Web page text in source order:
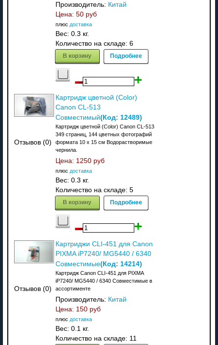
Производитель: Китай
Цена: 50 руб
плюс доставка
Вес: 0.3 кг.
Количество на складе: 6
В корзину Подробнее
Отзывов (0)
Картридж цветной (Color)
Canon CL-513
Совместимый(Код: 12489)
Картридж цветной (Color) Canon CL-513
349 страниц, 144 цветных фотографий
формата 10 х 15 см Водорастворимые
чернила.
Цена: 1250 руб
плюс доставка
Вес: 0.3 кг.
Количество на складе: 5
В корзину Подробнее
Отзывов (0)
Картриджи CLI-451 для Canon
PIXMA iP7240/ MG5440 / 6340
Совместимые(Код: 14214)
Картридж Canon CLI-451 для PIXMA
iP7240/ MG5440 / 6340 Совместимые в
ассортименте
Производитель: Китай
Цена: 150 руб
плюс доставка
Вес: 0.1 кг.
Количество на складе: 11